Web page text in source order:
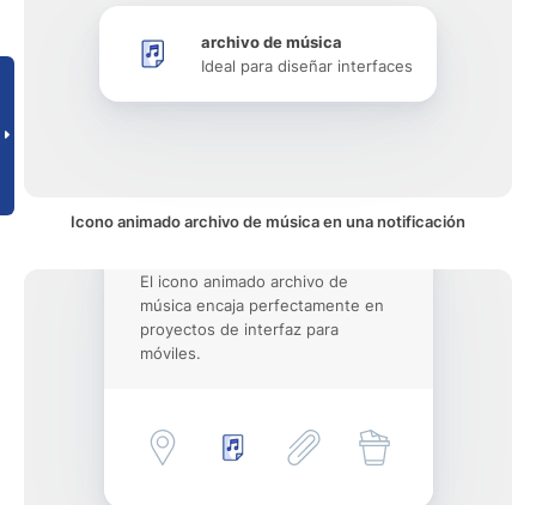
archivo de música
Ideal para diseñar interfaces
Icono animado archivo de música en una notificación
El icono animado archivo de
música encaja perfectamente en
proyectos de interfaz para
móviles.